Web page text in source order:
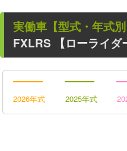
実働車 【型式・年式
FXLRS 【ローライダ
2026年式 2025年式